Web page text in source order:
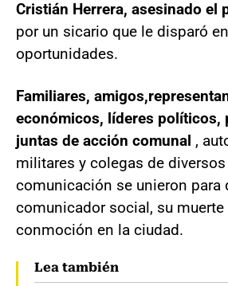
Cristián Herrera, asesinado el
por un sicario que le disparó
oportunidades.
Familiares,
económicos, líderes políticos,
juntas de acción comunal ,
militares y colegas de
comunicación se unieron para
comunicador social, su
conmoción en la ciudad.
Lea también